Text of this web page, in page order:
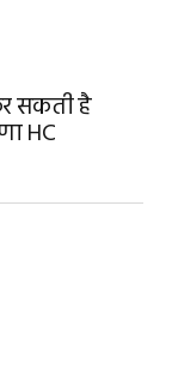
सकती है
HC